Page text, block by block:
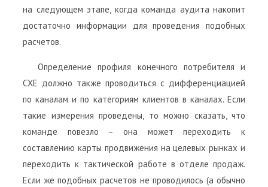
на следующем этапе, когда команда аудита накопит
достаточно информации для проведения подобных
расчетов.
Определение профиля конечного потребителя и
СХЕ должно также проводиться с дифференциацией
по каналам и по категориям клиентов в каналах. Если
такие измерения проведены, то можно сказать, что
команде повезло – она может переходить к
составлению карты продвижения на целевых рынках и
переходить к тактической работе в отделе продаж.
Если же подобных расчетов не проводилось (а обычно